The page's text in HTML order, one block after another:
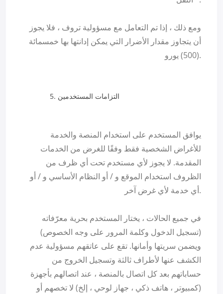
ومع ذلك ، إذا تم التعامل مع مسؤولية تروف ، فلا يجوز
أن يتجاوز مقدار الأضرار التي يمكن إدانتها بها خمسمائة
(500) يورو.
التزامات المستخدمين
يوافق المستخدم على استخدام المنصة والخدمة
للأغراض الشخصية فقط وفقًا للغرض من الخدمات
المقدمة. لا يجوز لأي مستخدم تحت أي ظرف من
الظروف استخدام الموقع و / أو النظام الأساسي و / أو
أي خدمة لأي غرض آخر.
في جميع الحالات ، يختار المستخدم بحرية معرّفاته
(تسجيل الدخول وكلمة المرور على وجه الخصوص)
ويضمن سريتها وأمانها. تقع على عاتقهم مسؤولية عدم
الكشف عنها لأطراف ثالثة وتسجيل الخروج من
حساباتهم بعد كل اتصال بالمنصة ، عند اتصالهم بأجهزة
(كمبيوتر ، هاتف ذكي ، جهاز لوحي ، إلخ) لا تخصهم أو